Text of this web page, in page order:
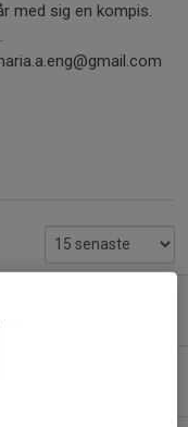
med sig en kompis.